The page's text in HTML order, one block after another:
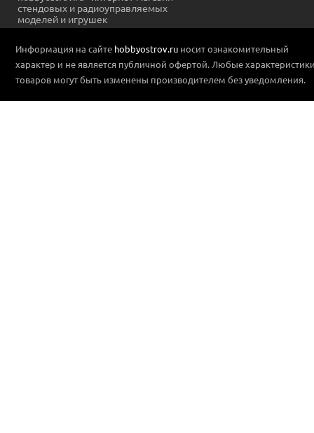
стендовых и радиоуправляемых
моделей и игрушек
Информация на сайте hobbyostrov.ru носит ознакомительный
характер и не является публичной офертой. Любые
товаров могут быть изменены производителем без уведомления.